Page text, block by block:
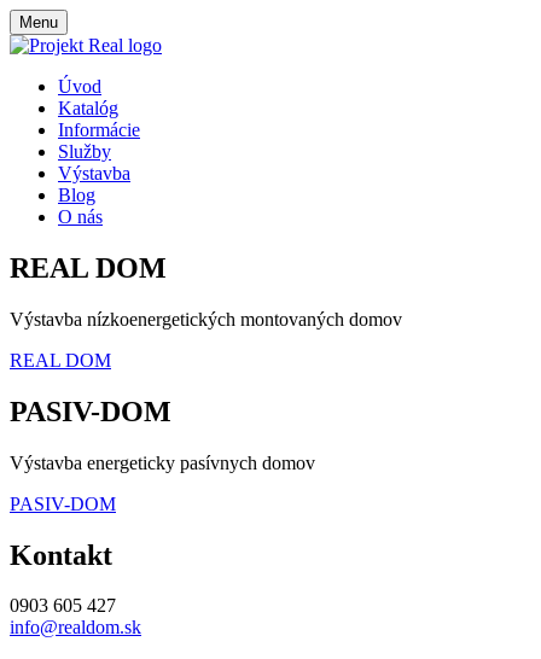
Menu
Úvod
Katalóg
Informácie
Služby
Výstavba
Blog
O nás
REAL DOM
Výstavba nízkoenergetických montovaných domov
REAL DOM
PASIV-DOM
Výstavba energeticky pasívnych domov
PASIV-DOM
Kontakt
0903 605 427
info@realdom.sk